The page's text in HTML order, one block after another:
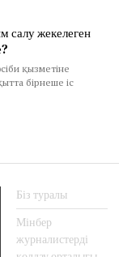
салу жекелеген
қызметіне
бірнеше іс
Біз туралы
Мінбер
журналистерді